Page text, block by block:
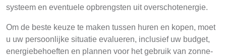
systeem en eventuele opbrengsten uit overschotenergie.
Om de beste keuze te maken tussen huren en kopen, moet
u uw persoonlijke situatie evalueren, inclusief uw budget,
energiebehoeften en plannen voor het gebruik van zonne-